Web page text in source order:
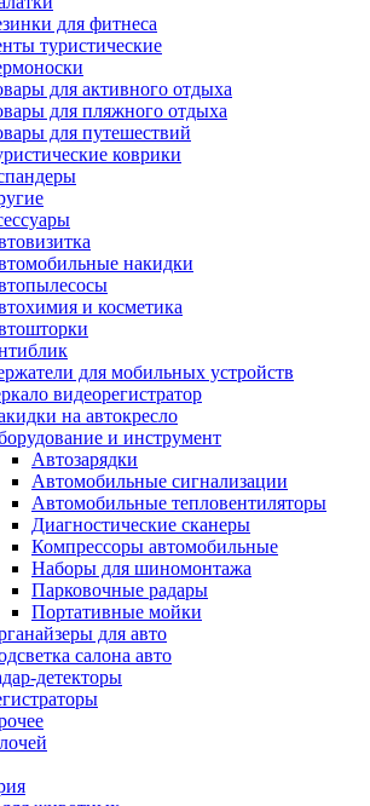
для фитнеса
туристические
для активного отдыха
для пляжного отдыха
для путешествий
коврики
накидки
и косметика
для мобильных устройств
видеорегистратор
на автокресло
и инструмент
Автозарядки
Автомобильные сигнализации
Автомобильные тепловентиляторы
Диагностические сканеры
Компрессоры автомобильные
Наборы для шиномонтажа
Парковочные радары
Портативные мойки
для авто
салона авто
детекторы